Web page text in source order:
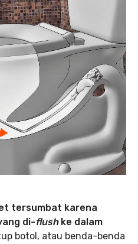
tersumbat karena
di-flushke dalam
botol, atau benda-benda